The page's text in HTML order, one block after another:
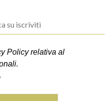
Policy relativa al